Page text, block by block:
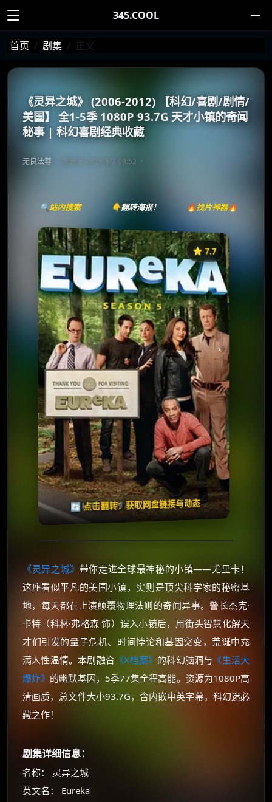
345.COOL
首页 剧集 正文
《灵异之城》 (2006-2012) 【科幻/喜剧/剧情/
美国】 全1-5季 1080P 93.7G 天才小镇的奇闻
秘事 | 科幻喜剧经典收藏
无良法尊 发表于 2025/6/2 09:52
🔍站内搜索 👇翻转海报！ 🔥找片神器🔥
⭐️ 7.7
🔄 点击翻转：获取网盘链接与动态
《灵异之城》
⭐
收藏
⭐️ 评分：7.7 | 🎬 2006年
✅ 已完结
夸克网盘
失效请反馈
🧧️
天天领红包
《灵异之城》 带你走进全球最神秘的小镇——尤里卡！
这座看似平凡的美国小镇，实则是顶尖科学家的秘密基
地，每天都在上演颠覆物理法则的奇闻异事。警长杰克·
卡特（科林·弗格森 饰）误入小镇后，用街头智慧化解天
才们引发的量子危机、时间悖论和基因突变，荒诞中充
满人性温情。本剧融合 《X档案》 的科幻脑洞与 《生活大
爆炸》 的幽默基因，5季77集全程高能。资源为1080P高
清画质，总文件大小93.7G，含内嵌中英字幕，科幻迷必
藏之作！
剧集详细信息：
名称： 灵异之城
英文名： Eureka